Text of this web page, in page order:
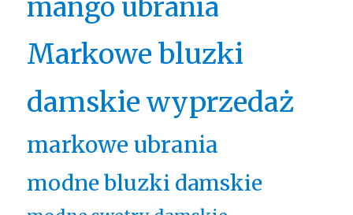
mango ubrania
Markowe bluzki
damskie wyprzedaż
markowe ubrania
modne bluzki damskie